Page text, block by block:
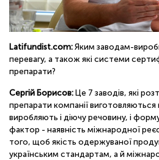
Latifundist.com:Яким заводам-
перевагу, а також які системи
препарати?
Сергій Борисов:Це 7 заводів, які
препарати компанії виготовляються
виробляють і діючу речовину, і
фактор - наявність міжнародної
того, щоб якість одержуваної
українським стандартам, а й